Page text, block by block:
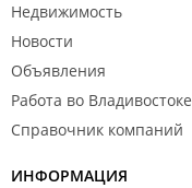
Недвижимость
Новости
Объявления
Работа во Владивостоке
Справочник компаний
ИНФОРМАЦИЯ